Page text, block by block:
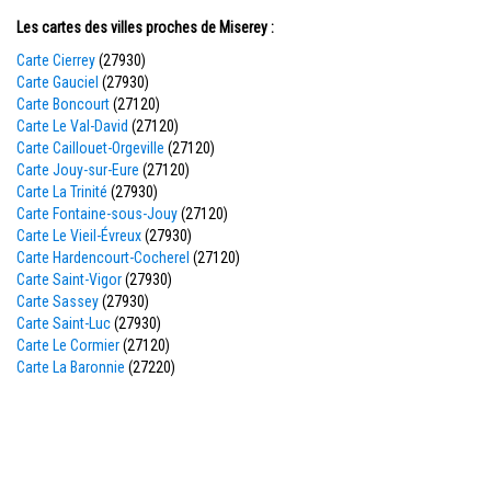
Les cartes des villes proches de Miserey :
Carte Cierrey(27930)
Carte Gauciel (27930)
Carte Boncourt(27120)
Carte Le Val-David (27120)
Carte Caillouet-Orgeville (27120)
Carte Jouy-sur-Eure (27120)
Carte La Trinité (27930)
Carte Fontaine-sous-Jouy(27120)
Carte Le Vieil-Évreux(27930)
Carte Hardencourt-Cocherel (27120)
Carte Saint-Vigor(27930)
Carte Sassey(27930)
Carte Saint-Luc(27930)
Carte Le Cormier(27120)
Carte La Baronnie (27220)